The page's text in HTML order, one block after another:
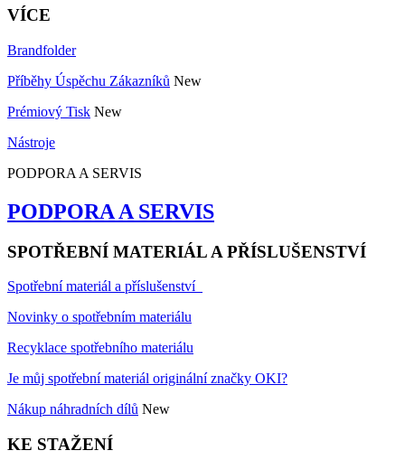
VÍCE
Brandfolder
Příběhy Úspěchu Zákazníků New
Prémiový Tisk New
Nástroje
PODPORA A SERVIS
PODPORA A SERVIS
SPOTŘEBNÍ MATERIÁL A PŘÍSLUŠENSTVÍ
Spotřební materiál a příslušenství
Novinky o spotřebním materiálu
Recyklace spotřebního materiálu
Je můj spotřební materiál originální značky OKI?
Nákup náhradních dílů New
KE STAŽENÍ